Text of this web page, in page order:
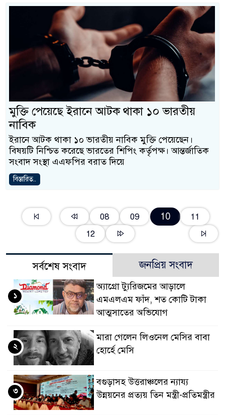
মুক্তি পেয়েছে ইরানে আটক থাকা ১০ ভারতীয়
নাবিক
ইরানে আটক থাকা ১০ ভারতীয় নাবিক মুক্তি পেয়েছেন।
বিষয়টি নিশ্চিত করেছে ভারতের শিপিং কর্তৃপক্ষ। আন্তর্জাতিক
সংবাদ সংস্থা এএফপির বরাত দিয়ে
বিস্তারিত..
08 09 10
11
12
সর্বশেষ সংবাদ জনপ্রিয় সংবাদ
অ্যাগ্রো ট্যুরিজমের আড়ালে
এমএলএম ফাঁদ, শত কোটি টাকা
আত্মসাতের অভিযোগ
১
মারা গেলেন লিওনেল মেসির বাবা
হোর্হে মেসি
২
বগুড়াসহ উত্তরাঞ্চলের ন্যায্য
উন্নয়নের প্রত্যয় তিন মন্ত্রী-প্রতিমন্ত্রীর
৩